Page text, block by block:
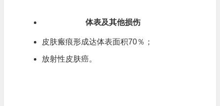
体表及其他损伤
皮肤瘢痕形成达体表面积70％；
放射性皮肤癌。